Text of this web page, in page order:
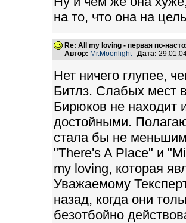
на то, что она на
Re: All my loving - первая по-
Автор: Mr.Moonlight Дата:
Нет ничего глупее,
Битлз. Слабых мест
Бирюков не находит
достойными.
стала бы не
"There's A Place" и
my loving, которая
Уважаемому
назад, когда они
безотбойно